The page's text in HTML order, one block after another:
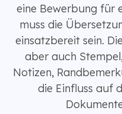
eine Bewerbung für
muss die
einsatzbereit sein.
aber auch
Notizen,
die Einfluss auf